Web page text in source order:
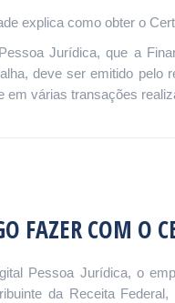
explica como obter o
Jurídica, que a
deve ser emitido pelo
em várias transações
FAZER COM O
Pessoa Jurídica, o
da Receita